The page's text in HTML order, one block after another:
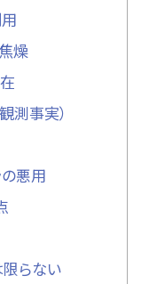
燥
測事実）
悪用
らない